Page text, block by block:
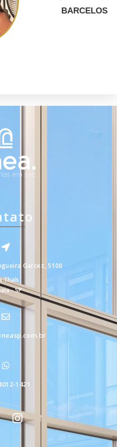
Garcez, 5100
Thaís
- SP
1421